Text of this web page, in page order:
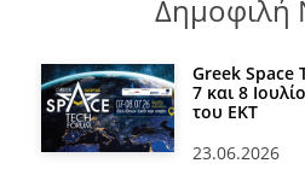
Δημοφιλή
Greek Space
7 και 8
του ΕΚΤ
23.06.2026